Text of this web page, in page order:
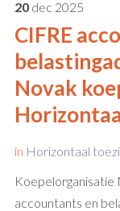
20 dec 2025
CIFRE
Novak
in Horizontaal
Koepelorganisatie
accountants en